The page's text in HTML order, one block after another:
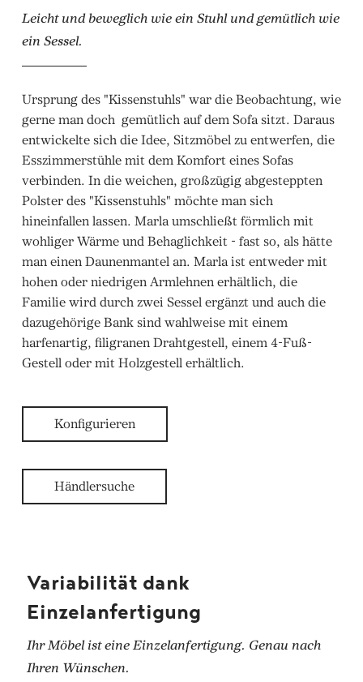
Leicht und beweglich wie ein Stuhl und gemütlich wie
ein Sessel.
Ursprung des "Kissenstuhls" war die Beobachtung, wie
gerne man doch gemütlich auf dem Sofa sitzt. Daraus
entwickelte sich die Idee, Sitzmöbel zu entwerfen, die
Esszimmerstühle mit dem Komfort eines Sofas
verbinden. In die weichen, großzügig abgesteppten
Polster des "Kissenstuhls" möchte man sich
hineinfallen lassen. Marla umschließt förmlich mit
wohliger Wärme und Behaglichkeit - fast so, als hätte
man einen Daunenmantel an. Marla ist entweder mit
hohen oder niedrigen Armlehnen erhältlich, die
Familie wird durch zwei Sessel ergänzt und auch die
dazugehörige Bank sind wahlweise mit einem
harfenartig, filigranen Drahtgestell, einem 4-Fuß-
Gestell oder mit Holzgestell erhältlich.
Konfigurieren
Händlersuche
Variabilität dank
Einzelanfertigung
Ihr Möbel ist eine Einzelanfertigung. Genau nach
Ihren Wünschen.